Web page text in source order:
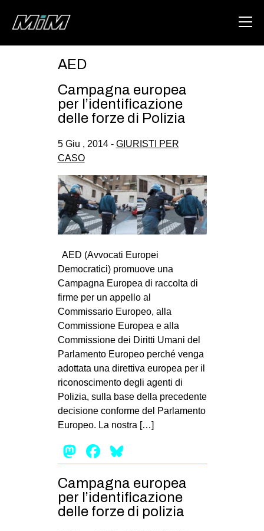
ABOUT
DEGENERAZIONE
CSOA LAMBRETTA
MSM
STUDENTI TSUNAMI
MILANO
MOBILITAZIONI
SPAZI
SPORT POPOLARE
MOVIMENTI
ANTIFASCISMO
DIRITTO ALL’ABITARE
MIGRAZIONI
REPRESSIONE
STUDENTI
AED
Campagna europea
per l’identificazione
delle forze di Polizia
5 Giu , 2014 - GIURISTI PER
CASO
AED (Avvocati Europei
Democratici) promuove una
Campagna Europea di raccolta di
firme per un appello al
Commissario Europeo, alla
Commissione Europea e alla
Commissione dei Diritti Umani del
Parlamento Europeo perché venga
adottata una direttiva europea per il
riconoscimento degli agenti di
Polizia, sulla base della precedente
decisione conforme del Parlamento
Europeo. La nostra […]
Mastodon
Facebook
Campagna europea
per l’identificazione
delle forze di polizia